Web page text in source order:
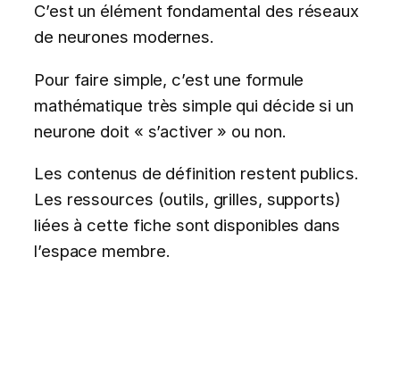
C’est un élément fondamental des réseaux
de neurones modernes.
Pour faire simple, c’est une formule
mathématique très simple qui décide si un
neurone doit « s’activer » ou non.
Les contenus de définition restent publics.
Les ressources (outils, grilles, supports)
liées à cette fiche sont disponibles dans
l’espace membre.